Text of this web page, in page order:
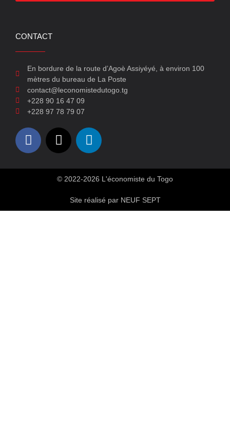
CONTACT
En bordure de la route d’Agoè Assiyéyé, à environ 100
mètres du bureau de La Poste
contact@leconomistedutogo.tg
+228 90 16 47 09
+228 97 78 79 07
© 2022-2026 L'économiste du Togo
Site réalisé par NEUF SEPT